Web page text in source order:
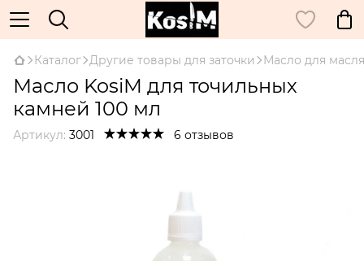
Каталог Другие товары для заточки Масло для
Масло KosiM для точильных
камней 100 мл
Артикул: 3001 6 отзывов